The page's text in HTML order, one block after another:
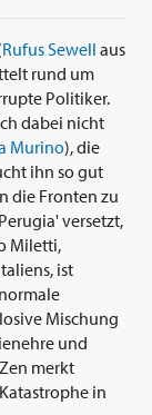
Rufus Sewell aus
rund um
Politiker.
dabei nicht
Murino), die
ihn so gut
die Fronten zu
versetzt,
Miletti,
ist
Mischung
und
merkt
in